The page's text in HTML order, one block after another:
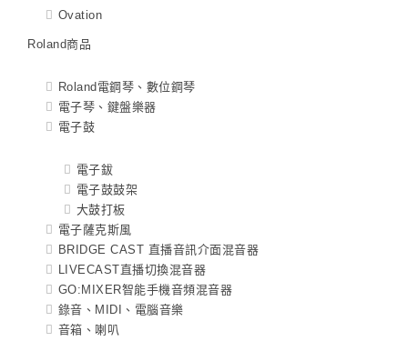
Ovation
Roland商品
Roland電鋼琴、數位鋼琴
電子琴、鍵盤樂器
電子鼓
電子鈸
電子鼓鼓架
大鼓打板
電子薩克斯風
BRIDGE CAST 直播音訊介面混音器
LIVECAST直播切換混音器
GO:MIXER智能手機音頻混音器
錄音、MIDI、電腦音樂
音箱、喇叭